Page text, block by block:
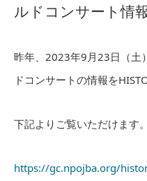
ルドコンサート情
昨年、2023年9月23日（土
ドコンサートの情報を
下記よりご覧いただけます。
https://gc.npojba.org/